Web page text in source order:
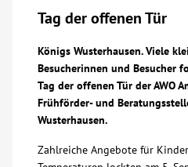
Begegnung
Bildung
Tag der offenen Tür
Königs Wusterhausen. Viele
Besucherinnen und Besucher
Tag der offenen Tür der AWO
Frühförder- und
Wusterhausen.
Zahlreiche Angebote für